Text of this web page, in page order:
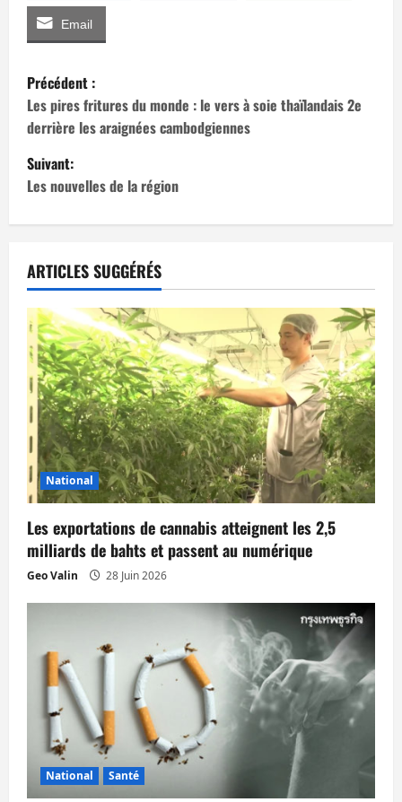
Email
N
a
v
i
g
a
t
i
o
n
d
’
a
r
t
Précédent :
Les pires fritures du monde : le vers à soie thaïlandais 2e
derrière les araignées cambodgiennes
Suivant:
Les nouvelles de la région
ARTICLES SUGGÉRÉS
National
Les exportations de cannabis atteignent les 2,5
milliards de bahts et passent au numérique
Geo Valin 28 Juin 2026
National Santé